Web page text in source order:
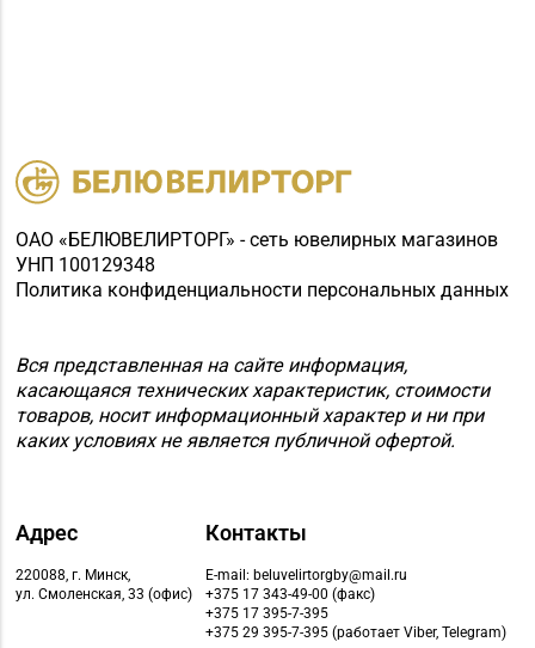
ОАО «БЕЛЮВЕЛИРТОРГ» - сеть ювелирных магазинов
УНП 100129348
Политика конфиденциальности персональных данных
Вся представленная на сайте информация,
касающаяся технических характеристик, стоимости
товаров, носит информационный характер и ни при
каких условиях не является публичной офертой.
Адрес
220088, г. Минск,
ул. Смоленская, 33 (офис)
Контакты
E-mail: beluvelirtorgby@mail.ru
+375 17 343-49-00 (факс)
+375 17 395-7-395
+375 29 395-7-395 (работает Viber, Telegram)